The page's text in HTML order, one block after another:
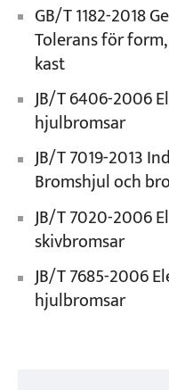
GB/T 1182-2018
Tolerans för
kast
JB/T 6406-2006
hjulbromsar
JB/T 7019-2013
Bromshjul och
JB/T 7020-2006
skivbromsar
JB/T 7685-2006
hjulbromsar